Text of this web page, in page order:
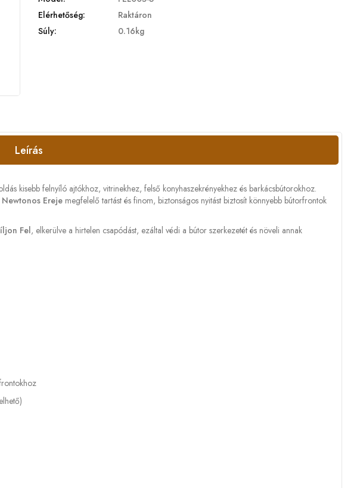
Elérhetőség:
Raktáron
Súly:
0.16kg
Leírás
kisebb felnyíló ajtókhoz, vitrinekhez, felső konyhaszekrényekhez és barkácsbútorokhoz.
Erejemegfelelő tartást és finom, biztonságos nyitást biztosít könnyebb bútorfrontok
Fel, elkerülve a hirtelen csapódást, ezáltal védi a bútor szerkezetét és növeli annak